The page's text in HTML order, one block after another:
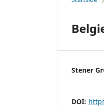
Stener
DOI: